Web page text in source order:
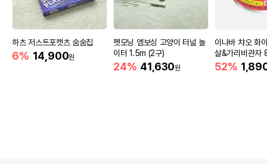
하츠 저스트포캣츠 숨숨집
6% 14,900원
펫모닝 엠보싱 고양이 터널 놀
이터 1.5m (2구)
24% 41,630원
이나바 챠오 화
살&가리비관
52%